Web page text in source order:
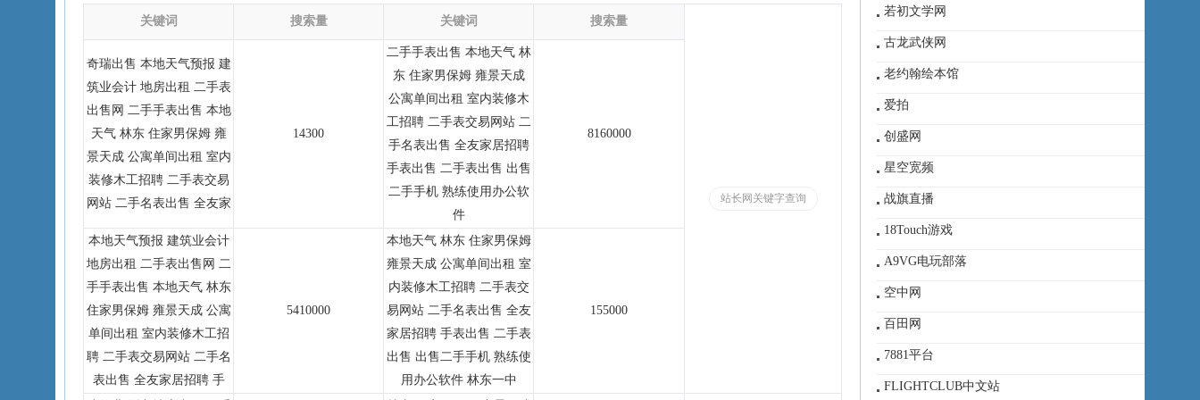
若初文学网
古龙武侠网
老约翰绘本馆
爱拍
创盛网
星空宽频
战旗直播
18Touch游戏
A9VG电玩部落
空中网
百田网
7881平台
FLIGHTCLUB中文站
关键词 搜索量 关键词 搜索量
站长网关键字查询
奇瑞出售 本地天气预报 建
筑业会计 地房出租 二手表
出售网 二手手表出售 本地
天气 林东 住家男保姆 雍
景天成 公寓单间出租 室内
装修木工招聘 二手表交易
网站 二手名表出售 全友家
14300
二手手表出售 本地天气 林
东 住家男保姆 雍景天成
公寓单间出租 室内装修木
工招聘 二手表交易网站 二
手名表出售 全友家居招聘
手表出售 二手表出售 出售
二手手机 熟练使用办公软
件
8160000
本地天气预报 建筑业会计
地房出租 二手表出售网 二
手手表出售 本地天气 林东
住家男保姆 雍景天成 公寓
单间出租 室内装修木工招
聘 二手表交易网站 二手名
表出售 全友家居招聘 手
5410000
本地天气 林东 住家男保姆
雍景天成 公寓单间出租 室
内装修木工招聘 二手表交
易网站 二手名表出售 全友
家居招聘 手表出售 二手表
出售 出售二手手机 熟练使
用办公软件 林东一中
155000